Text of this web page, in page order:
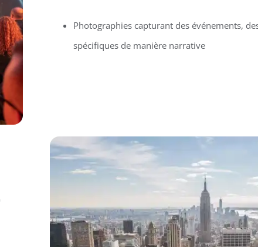
Photographies capturant des événements,
spécifiques de manière narrative